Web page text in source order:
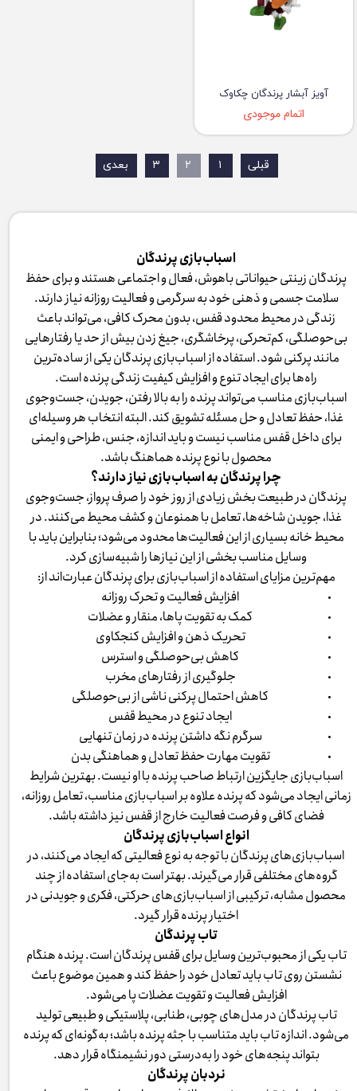
آویز آبشار پرندگان چکاوک
اتمام موجودی
قبلی ۱ ۲ ۳ بعدی
اسباب‌بازی پرندگان
پرندگان زینتی حیواناتی باهوش، فعال و اجتماعی هستند و برای حفظ
سلامت جسمی و ذهنی خود به سرگرمی و فعالیت روزانه نیاز دارند.
زندگی در محیط محدود قفس، بدون محرک کافی، می‌تواند باعث
بی‌حوصلگی، کم‌تحرکی، پرخاشگری، جیغ زدن بیش از حد یا رفتارهایی
مانند پرکنی شود. استفاده از اسباب‌بازی پرندگان یکی از ساده‌ترین
راه‌ها برای ایجاد تنوع و افزایش کیفیت زندگی پرنده است.
اسباب‌بازی مناسب می‌تواند پرنده را به بالا رفتن، جویدن، جست‌وجوی
غذا، حفظ تعادل و حل مسئله تشویق کند. البته انتخاب هر وسیله‌ای
برای داخل قفس مناسب نیست و باید اندازه، جنس، طراحی و ایمنی
محصول با نوع پرنده هماهنگ باشد.
چرا پرندگان به اسباب‌بازی نیاز دارند؟
پرندگان در طبیعت بخش زیادی از روز خود را صرف پرواز، جست‌وجوی
غذا، جویدن شاخه‌ها، تعامل با همنوعان و کشف محیط می‌کنند. در
محیط خانه بسیاری از این فعالیت‌ها محدود می‌شود؛ بنابراین باید با
وسایل مناسب بخشی از این نیازها را شبیه‌سازی کرد.
مهم‌ترین مزایای استفاده از اسباب‌بازی برای پرندگان عبارت‌اند از:
افزایش فعالیت و تحرک روزانه
کمک به تقویت پاها، منقار و عضلات
تحریک ذهن و افزایش کنجکاوی
کاهش بی‌حوصلگی و استرس
جلوگیری از رفتارهای مخرب
کاهش احتمال پرکنی ناشی از بی‌حوصلگی
ایجاد تنوع در محیط قفس
سرگرم نگه داشتن پرنده در زمان تنهایی
تقویت مهارت حفظ تعادل و هماهنگی بدن
اسباب‌بازی جایگزین ارتباط صاحب پرنده با او نیست. بهترین شرایط
زمانی ایجاد می‌شود که پرنده علاوه بر اسباب‌بازی مناسب، تعامل روزانه،
فضای کافی و فرصت فعالیت خارج از قفس نیز داشته باشد.
انواع اسباب‌بازی پرندگان
اسباب‌بازی‌های پرندگان با توجه به نوع فعالیتی که ایجاد می‌کنند، در
گروه‌های مختلفی قرار می‌گیرند. بهتر است به‌جای استفاده از چند
محصول مشابه، ترکیبی از اسباب‌بازی‌های حرکتی، فکری و جویدنی در
اختیار پرنده قرار گیرد.
تاب پرندگان
تاب یکی از محبوب‌ترین وسایل برای قفس پرندگان است. پرنده هنگام
نشستن روی تاب باید تعادل خود را حفظ کند و همین موضوع باعث
افزایش فعالیت و تقویت عضلات پا می‌شود.
تاب پرندگان در مدل‌های چوبی، طنابی، پلاستیکی و طبیعی تولید
می‌شود. اندازه تاب باید متناسب با جثه پرنده باشد؛ به‌گونه‌ای که پرنده
بتواند پنجه‌های خود را به‌درستی دور نشیمنگاه قرار دهد.
نردبان پرندگان